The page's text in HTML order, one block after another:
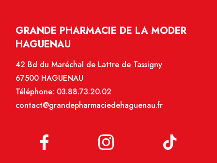
GRANDE PHARMACIE DE LA MODER
HAGUENAU
42 Bd du Maréchal de Lattre de Tassigny
67500 HAGUENAU
Téléphone: 03.88.73.20.02
contact@grandepharmaciedehaguenau.fr